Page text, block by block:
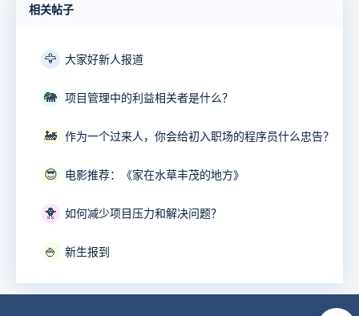
相关帖子
🦅 大家好新人报道
🐘 项目管理中的利益相关者是什么？
🚂 作为一个过来人，你会给初入职场的程序员什么忠告？
😎 电影推荐：《家在水草丰茂的地方》
🐥 如何减少项目压力和解决问题？
🍚 新生报到